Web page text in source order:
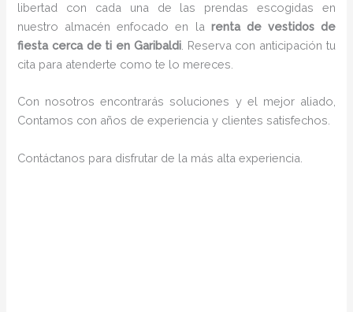
libertad con cada una de las prendas escogidas en
nuestro almacén enfocado en la renta de vestidos de
fiesta cerca de ti en Garibaldi. Reserva con anticipación tu
cita para atenderte como te lo mereces.
Con nosotros encontrarás soluciones y el mejor aliado,
Contamos con años de experiencia y clientes satisfechos.
Contáctanos para disfrutar de la más alta experiencia.